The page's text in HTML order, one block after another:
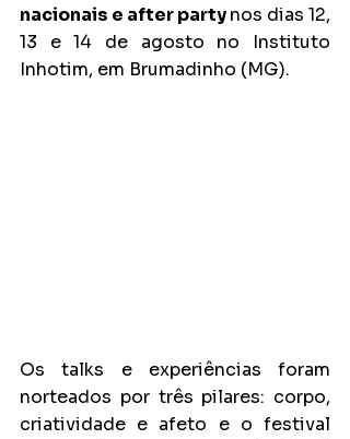
nacionais e after party nos dias 12,
13 e 14 de agosto no Instituto
Inhotim, em Brumadinho (MG).
Os talks e experiências foram
norteados por três pilares: corpo,
criatividade e afeto e o festival